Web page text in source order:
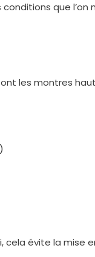
que l’on
les montres
évite la mise